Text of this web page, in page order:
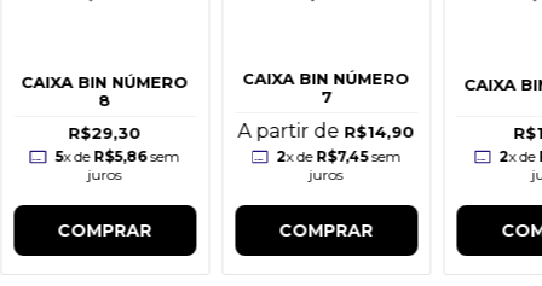
CAIXA BIN NÚMERO
8
R$29,30
5x de R$5,86sem
juros
COMPRAR
CAIXA BIN NÚMERO
7
A partir de R$14,90
2x de R$7,45sem
juros
COMPRAR
CAIXA
2x de